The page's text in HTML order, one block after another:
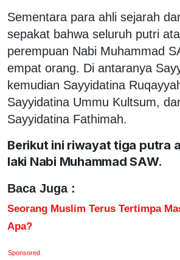
Sementara para ahli sejarah
sepakat bahwa seluruh putri
perempuan Nabi Muhammad
empat orang. Di antaranya
kemudian Sayyidatina
Sayyidatina Ummu Kultsum,
Sayyidatina Fathimah.
Berikut ini riwayat tiga putra
laki Nabi Muhammad SAW.
Baca Juga :
Seorang Muslim Terus Tertimpa
Apa?
Sponsored